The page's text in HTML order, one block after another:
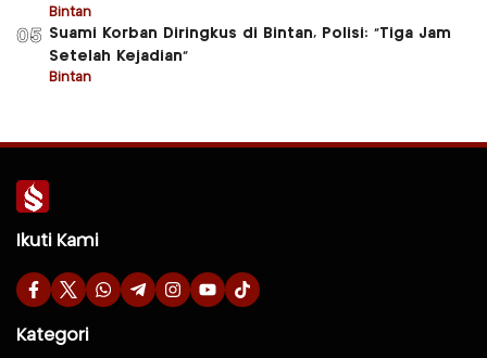
Bintan
05 Suami Korban Diringkus di Bintan, Polisi: “Tiga Jam
Setelah Kejadian”
Bintan
Ikuti Kami
Kategori